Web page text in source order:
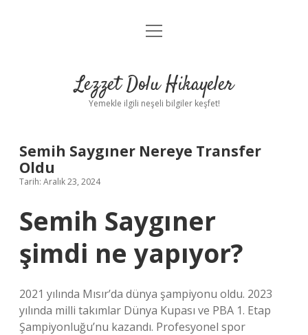
Anasayfa
Yasal Uyarı
menüyü
Lezzet Dolu Hikayeler
Yemekle ilgili neşeli bilgiler keşfet!
Semih Saygıner Nereye Transfer
Oldu
Tarih: Aralık 23, 2024
Semih Saygıner
şimdi ne yapıyor?
2021 yılında Mısır’da dünya şampiyonu oldu. 2023
yılında milli takımlar Dünya Kupası ve PBA 1. Etap
Şampiyonluğu’nu kazandı. Profesyonel spor